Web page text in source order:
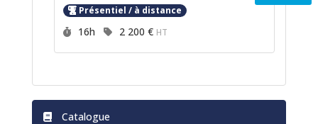
Présentiel / à distance
Durée :
16h Prix :
2 200 € HT
Catalogue